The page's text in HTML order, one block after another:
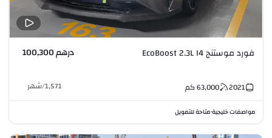
فورد موستنج EcoBoost 2.3L I4 درهم 100,300
2021
63,000كم 1,571
/شهر
مواصفات خليجية•متاحة للتمويل